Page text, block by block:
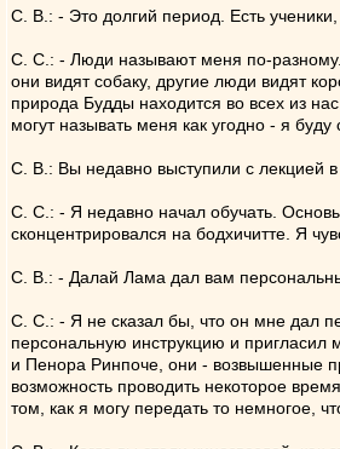
С. В.: - Это долгий период. Есть
С. С.: - Люди называют меня по-
они видят собаку, другие люди видят
природа Будды находится во всех из
могут называть меня как угодно - я буду
С. В.: Вы недавно выступили с лекцией
С. С.: - Я недавно начал обучать.
сконцентрировался на бодхичитте. Я
С. В.: - Далай Лама дал вам
С. С.: - Я не сказал бы, что он мне дал
персональную инструкцию и пригласил
и Пенора Ринпоче, они - возвышенные
возможность проводить некоторое
том, как я могу передать то немногое,